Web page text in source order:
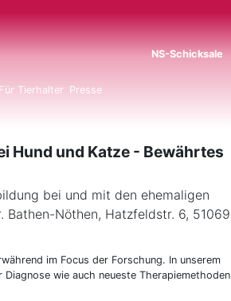
NS-Schicksale
Für Tierhalter Presse
Hund und Katze - Bewährtes
bei und mit den ehemaligen
Bathen-Nöthen, Hatzfeldstr. 6, 51069
im Focus der Forschung. In unserem
wie auch neueste Therapiemethoden